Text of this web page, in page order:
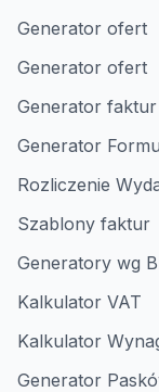
Generator ofert
Generator ofert
Generator
Generator
Rozliczenie
Szablony faktur
Generatory wg
Kalkulator VAT
Kalkulator
Generator